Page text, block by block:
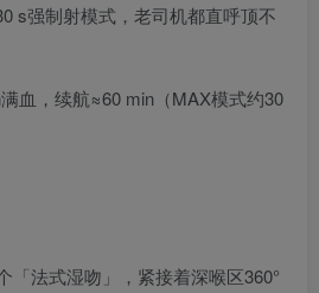
s强制射模式，老司机都直呼顶不
血，续航≈60 min（MAX模式约30
「法式湿吻」，紧接着深喉区360°